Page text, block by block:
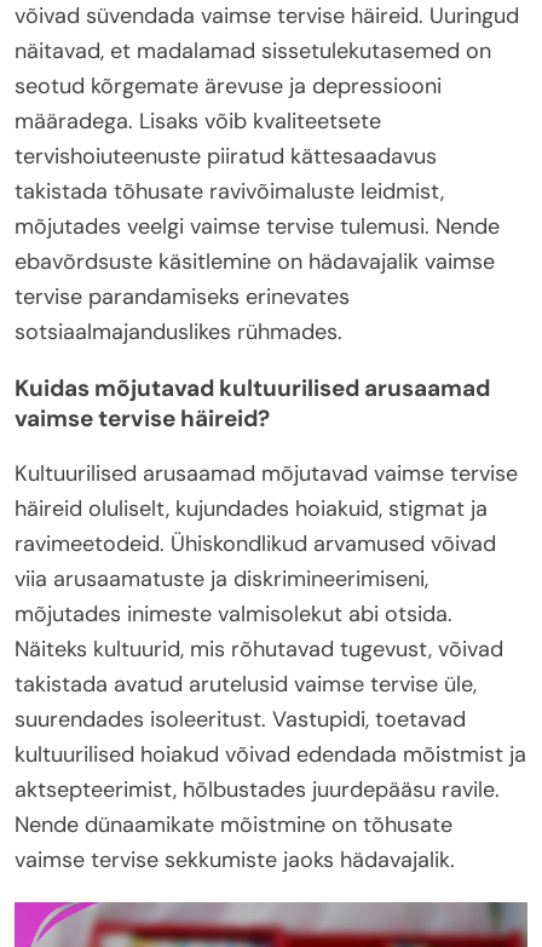
võivad süvendada vaimse tervise häireid. Uuringud
näitavad, et madalamad sissetulekutasemed on
seotud kõrgemate ärevuse ja depressiooni
määradega. Lisaks võib kvaliteetsete
tervishoiuteenuste piiratud kättesaadavus
takistada tõhusate ravivõimaluste leidmist,
mõjutades veelgi vaimse tervise tulemusi. Nende
ebavõrdsuste käsitlemine on hädavajalik vaimse
tervise parandamiseks erinevates
sotsiaalmajanduslikes rühmades.
Kuidas mõjutavad kultuurilised arusaamad
vaimse tervise häireid?
Kultuurilised arusaamad mõjutavad vaimse tervise
häireid oluliselt, kujundades hoiakuid, stigmat ja
ravimeetodeid. Ühiskondlikud arvamused võivad
viia arusaamatuste ja diskrimineerimiseni,
mõjutades inimeste valmisolekut abi otsida.
Näiteks kultuurid, mis rõhutavad tugevust, võivad
takistada avatud arutelusid vaimse tervise üle,
suurendades isoleeritust. Vastupidi, toetavad
kultuurilised hoiakud võivad edendada mõistmist ja
aktsepteerimist, hõlbustades juurdepääsu ravile.
Nende dünaamikate mõistmine on tõhusate
vaimse tervise sekkumiste jaoks hädavajalik.